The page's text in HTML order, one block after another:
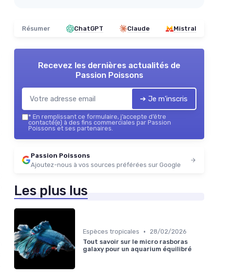
Résumer ChatGPT Claude Mistral
Recevez les dernières actualités de
Passion Poissons
➔ Je m'inscris
* En remplissant ce formulaire, j’accepte d’être
contacté(e) à des fins commerciales par Passion
Poissons et ses partenaires.
Passion Poissons
Ajoutez-nous à vos sources préférées sur Google
Les plus lus
Espèces tropicales •
28/02/2026
Tout savoir sur le micro rasboras
galaxy pour un aquarium équilibré